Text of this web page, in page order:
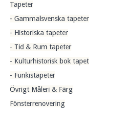
Tapeter
- Gammalsvenska tapeter
- Historiska tapeter
- Tid & Rum tapeter
- Kulturhistorisk bok tapet
- Funkistapeter
Övrigt Måleri & Färg
Fönsterrenovering